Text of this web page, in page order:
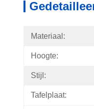
Materiaal:
Hoogte:
Stijl:
Tafelplaat: